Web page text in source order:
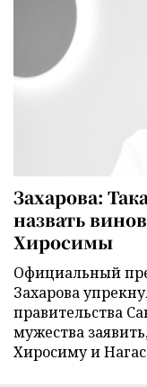
Захарова:
назвать
Хиросимы
Официальный
Захарова
правительства
мужества
Хиросиму и